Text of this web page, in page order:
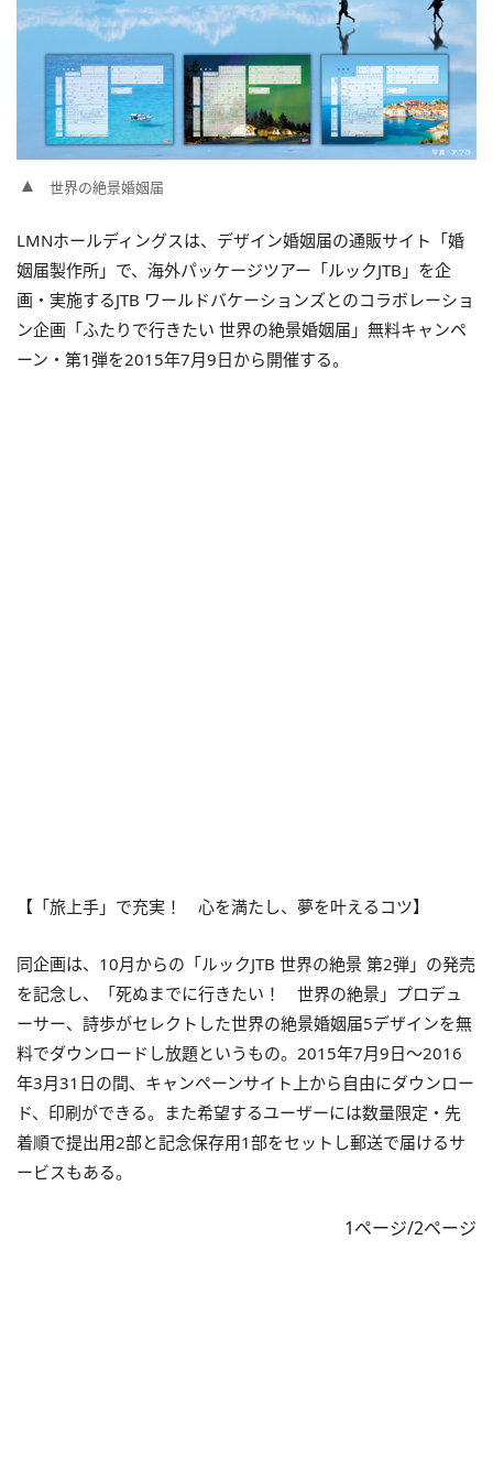
世界の絶景婚姻届
LMNホールディングスは、デザイン婚姻届の通販サイト「婚
姻届製作所」で、海外パッケージツアー「ルックJTB」を企
画・実施するJTB ワールドバケーションズとのコラボレーショ
ン企画「ふたりで行きたい 世界の絶景婚姻届」無料キャンペ
ーン・第1弾を2015年7月9日から開催する。
【「旅上手」で充実！ 心を満たし、夢を叶えるコツ】
同企画は、10月からの「ルックJTB 世界の絶景 第2弾」の発売
を記念し、「死ぬまでに行きたい！ 世界の絶景」プロデュ
ーサー、詩歩がセレクトした世界の絶景婚姻届5デザインを無
料でダウンロードし放題というもの。 2015年7月9日～2016
年3月31日の間、キャンペーンサイト上から自由にダウンロー
ド、印刷ができる。また希望するユーザーには数量限定・先
着順で提出用2部と記念保存用1部をセットし郵送で届けるサ
ービスもある。
1ページ/2ページ